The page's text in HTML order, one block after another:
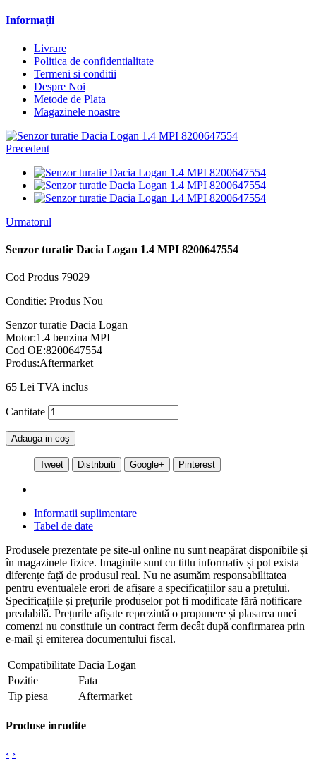
Informații
Livrare
Politica de confidentialitate
Termeni si conditii
Despre Noi
Metode de Plata
Magazinele noastre
Precedent
Urmatorul
Senzor turatie Dacia Logan 1.4 MPI 8200647554
Cod Produs 79029
Conditie: Produs Nou
Senzor turatie Dacia Logan
Motor:1.4 benzina MPI
Cod OE:8200647554
Produs:Aftermarket
65 Lei TVA inclus
Cantitate
Adauga in coş
Tweet Distribuiti Google+ Pinterest
Informatii suplimentare
Tabel de date
Produsele prezentate pe site-ul online nu sunt neapărat disponibile și
în magazinele fizice. Imaginile sunt cu titlu informativ și pot exista
diferențe față de produsul real. Nu ne asumăm responsabilitatea
pentru eventualele erori de afișare a specificațiilor sau a prețului.
Specificațiile și prețurile produselor pot fi modificate fără notificare
prealabilă. Prețurile afișate reprezintă o propunere și plasarea unei
comenzi nu constituie un contract ferm decât după confirmarea prin
e-mail și emiterea documentului fiscal.
Compatibilitate Dacia Logan
Pozitie
Fata
Tip piesa
Aftermarket
Produse inrudite
‹ ›